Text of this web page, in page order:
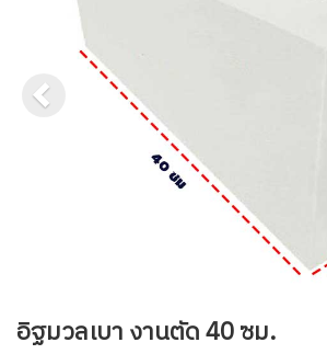
อิฐมวลเบา งานตัด 40 ซม.